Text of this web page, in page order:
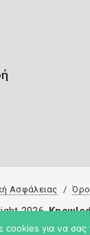
Ασφάλειας
2026
cookies για να